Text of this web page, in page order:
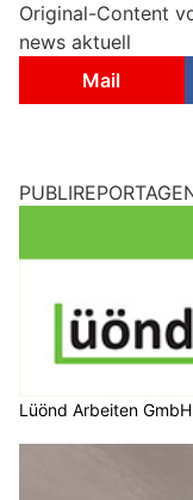
Original-Content
news aktuell
Mail
Lüönd Arbeiten